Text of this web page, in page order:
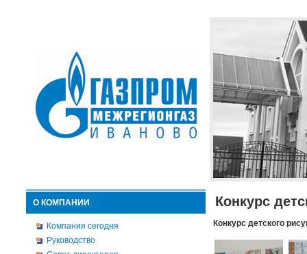
О КОМПАНИИ
Компания сегодня
Руководство
Конкурс
Конкурс детского